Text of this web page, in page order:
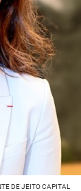
DE JEITO CAPITAL